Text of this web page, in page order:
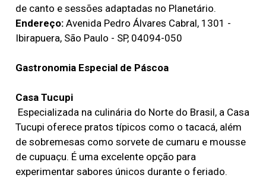
de canto e sessões adaptadas no Planetário. ​
Endereço:Avenida Pedro Álvares Cabral, 1301 -
Ibirapuera, São Paulo - SP, 04094-050
Gastronomia Especial de Páscoa
Casa Tucupi
Especializada na culinária do Norte do Brasil, a Casa
Tucupi oferece pratos típicos como o tacacá, além
de sobremesas como sorvete de cumaru e mousse
de cupuaçu. É uma excelente opção para
experimentar sabores únicos durante o feriado.